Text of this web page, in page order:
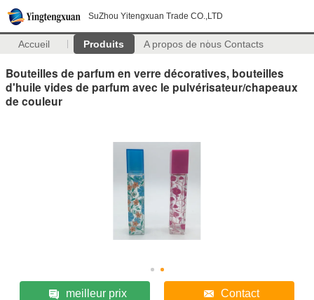
SuZhou Yitengxuan Trade CO.,LTD
Accueil Produits A propos de nous Contacts
Bouteilles de parfum en verre décoratives, bouteilles
d'huile vides de parfum avec le pulvérisateur/chapeaux
de couleur
meilleur prix Contact